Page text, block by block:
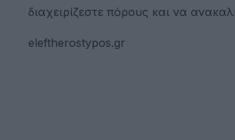
διαχειρίζεστε πόρους και να
eleftherostypos.gr